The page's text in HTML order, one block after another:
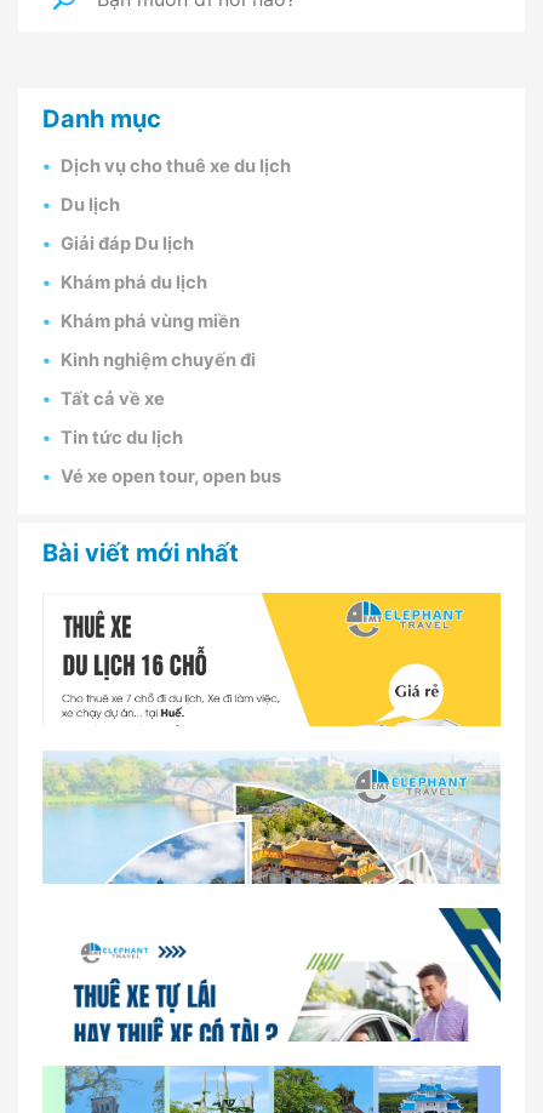
Danh mục
Dịch vụ cho thuê xe du lịch
Du lịch
Giải đáp Du lịch
Khám phá du lịch
Khám phá vùng miền
Kinh nghiệm chuyến đi
Tất cả về xe
Tin tức du lịch
Vé xe open tour, open bus
Bài viết mới nhất
Dịch vụ thuê xe 16 chỗ tại Huế 2026